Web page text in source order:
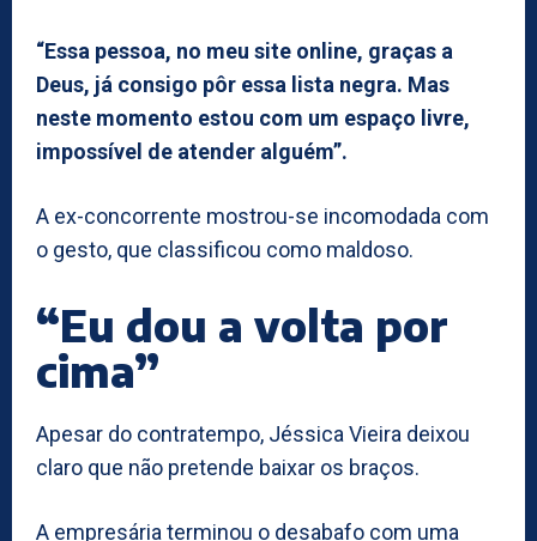
“Essa pessoa, no meu site online, graças a
Deus, já consigo pôr essa lista negra. Mas
neste momento estou com um espaço livre,
impossível de atender alguém”.
A ex-concorrente mostrou-se incomodada com
o gesto, que classificou como maldoso.
“Eu dou a volta por
cima”
Apesar do contratempo, Jéssica Vieira deixou
claro que não pretende baixar os braços.
A empresária terminou o desabafo com uma